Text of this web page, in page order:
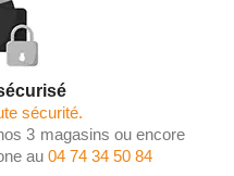
sécurité.
3 magasins ou encore
au 04 74 34 50 84